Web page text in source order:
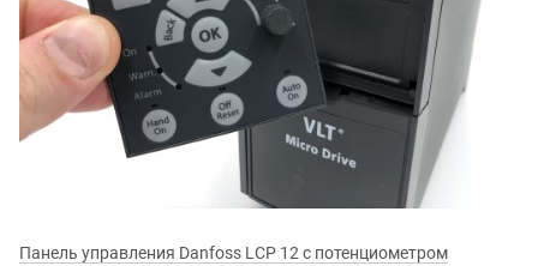
Панель управления Danfoss LCP 12 с потенциометром